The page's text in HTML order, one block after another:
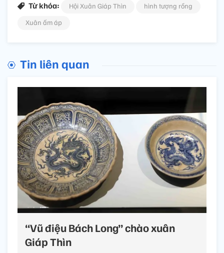
Từ khóa: Hội Xuân Giáp Thìn
hình tượng rồng
Xuân ấm áp
Tin liên quan
“Vũ điệu Bách Long” chào xuân
Giáp Thìn